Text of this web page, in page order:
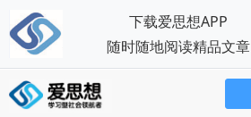
下载爱思想APP
随时随地阅读精品文章